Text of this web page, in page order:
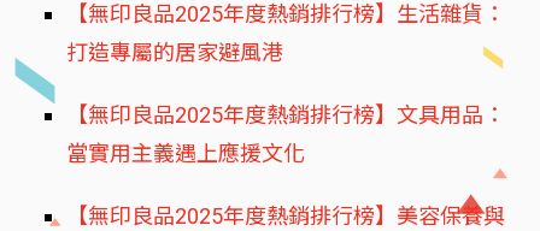
【無印良品2025年度熱銷排行榜】生活雜貨：
打造專屬的居家避風港
【無印良品2025年度熱銷排行榜】文具用品：
當實用主義遇上應援文化
【無印良品2025年度熱銷排行榜】美容保養與